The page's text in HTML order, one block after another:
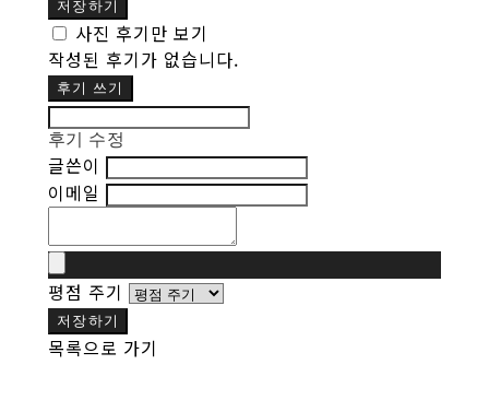
저장하기
사진 후기만 보기
작성된 후기가 없습니다.
후기 쓰기
후기 수정
글쓴이
이메일
평점 주기
저장하기
목록으로 가기